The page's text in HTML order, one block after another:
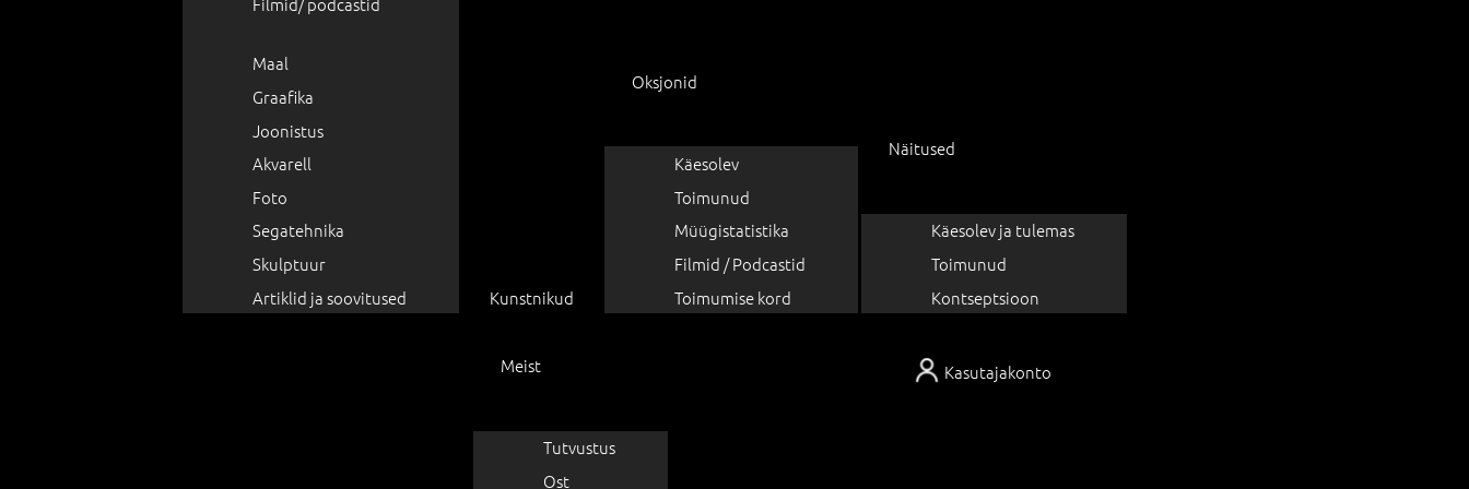
Kasutajakonto
Maal
Graafika
Joonistus
Akvarell
Foto
Segatehnika
Skulptuur
Artiklid ja soovitused
Kunstnikud
Oksjonid
Käesolev
Toimunud
Müügistatistika
Filmid / Podcastid
Toimumise kord
Näitused
Käesolev ja tulemas
Toimunud
Kontseptsioon
Meist
Tutvustus
Ost